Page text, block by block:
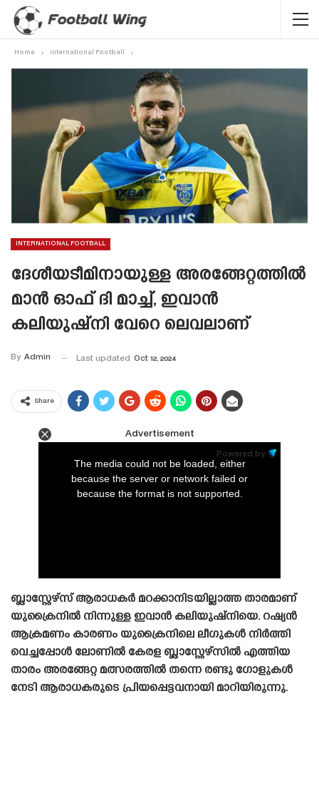
Home International Football
INTERNATIONAL FOOTBALL
ദേശീയടീമിനായുള്ള അരങ്ങേറ്റത്തിൽ
മാൻ ഓഫ് ദി മാച്ച്, ഇവാൻ
കലിയുഷ്‌നി വേറെ ലെവലാണ്
By Admin Last updated Oct 12, 2024
Share
Advertisement
Powered by:
The media could not be loaded, either
because the server or network failed or
because the format is not supported.
ബ്ലാസ്റ്റേഴ്‌സ് ആരാധകർ മറക്കാനിടയില്ലാത്ത താരമാണ്
യുക്രൈനിൽ നിന്നുള്ള ഇവാൻ കലിയുഷ്‌നിയെ. റഷ്യൻ
ആക്രമണം കാരണം യുക്രൈനിലെ ലീഗുകൾ നിർത്തി
വെച്ചപ്പോൾ ലോണിൽ കേരള ബ്ലാസ്റ്റേഴ്‌സിൽ എത്തിയ
താരം അരങ്ങേറ്റ മത്സരത്തിൽ തന്നെ രണ്ടു ഗോളുകൾ
നേടി ആരാധകരുടെ പ്രിയപ്പെട്ടവനായി മാറിയിരുന്നു.